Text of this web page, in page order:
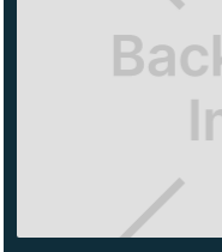
ARCOS
BOSQUES